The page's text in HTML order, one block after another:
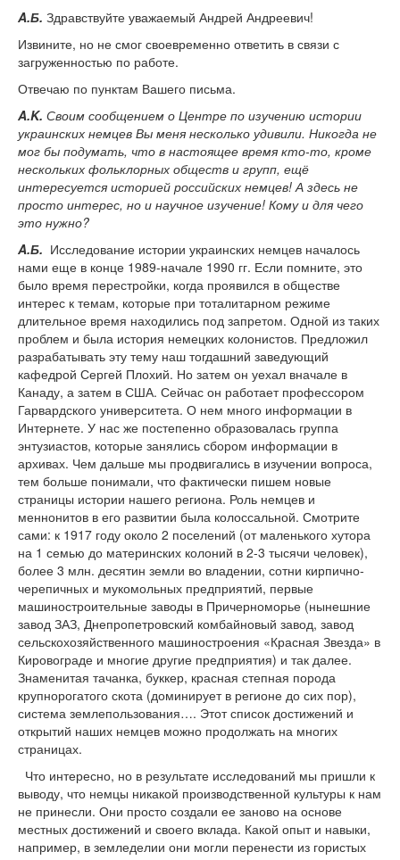
A.Б. Здравствуйте уважаемый Андрей Андреевич!
Извините, но не смог своевременно ответить в связи с
загруженностью по работе.
Отвечаю по пунктам Вашего письма.
A.K. Своим сообщением о Центре по изучению истории
украинских немцев Вы меня несколько удивили. Никогда не
мог бы подумать, что в настоящее время кто-то, кроме
нескольких фольклорных обществ и групп, ещё
интересуется историей российских немцев! А здесь не
просто интерес, но и научное изучение! Кому и для чего
это нужно?
A.Б. Исследование истории украинских немцев началось
нами еще в конце 1989-начале 1990 гг. Если помните, это
было время перестройки, когда проявился в обществе
интерес к темам, которые при тоталитарном режиме
длительное время находились под запретом. Одной из таких
проблем и была история немецких колонистов. Предложил
разрабатывать эту тему наш тогдашний заведующий
кафедрой Сергей Плохий. Но затем он уехал вначале в
Канаду, а затем в США. Сейчас он работает профессором
Гарвардского университета. О нем много информации в
Интернете. У нас же постепенно образовалась группа
энтузиастов, которые занялись сбором информации в
архивах. Чем дальше мы продвигались в изучении вопроса,
тем больше понимали, что фактически пишем новые
страницы истории нашего региона. Роль немцев и
меннонитов в его развитии была колоссальной. Смотрите
сами: к 1917 году около 2 поселений (от маленького хутора
на 1 семью до материнских колоний в 2-3 тысячи человек),
более 3 млн. десятин земли во владении, сотни кирпично-
черепичных и мукомольных предприятий, первые
машиностроительные заводы в Причерноморье (нынешние
завод ЗАЗ, Днепропетровский комбайновый завод, завод
сельскохозяйственного машиностроения «Красная Звезда» в
Кировограде и многие другие предприятия) и так далее.
Знаменитая тачанка, буккер, красная степная порода
крупнорогатого скота (доминирует в регионе до сих пор),
система землепользования…. Этот список достижений и
открытий наших немцев можно продолжать на многих
страницах.
Что интересно, но в результате исследований мы пришли к
выводу, что немцы никакой производственной культуры к нам
не принесли. Они просто создали ее заново на основе
местных достижений и своего вклада. Какой опыт и навыки,
например, в земледелии они могли перенести из гористых